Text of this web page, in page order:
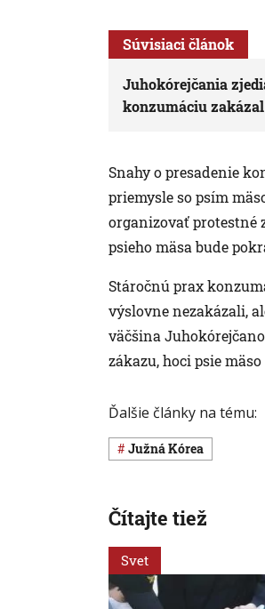
Súvisiaci článok
Juhokórejčania
konzumáciu zakázal
Snahy o presadenie
priemysle so psím
organizovať protestné
psieho mäsa bude
Stáročnú prax
výslovne nezakázali,
väčšina
zákazu, hoci psie
Ďalšie články na tému:
Južná Kórea
Čítajte tiež
Svet